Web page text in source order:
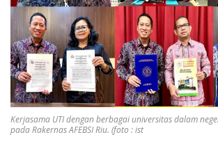
Kerjasama UTI dengan berbagai universitas dalam
pada Rakernas AFEBSI Riu. (foto : ist